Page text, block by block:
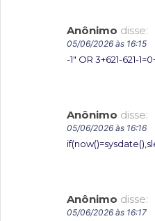
Anônimo disse:
05/06/2026 às 16:15
-1″ OR 3+621-621-
Anônimo disse:
05/06/2026 às 16:16
Anônimo disse:
05/06/2026 às 16:17